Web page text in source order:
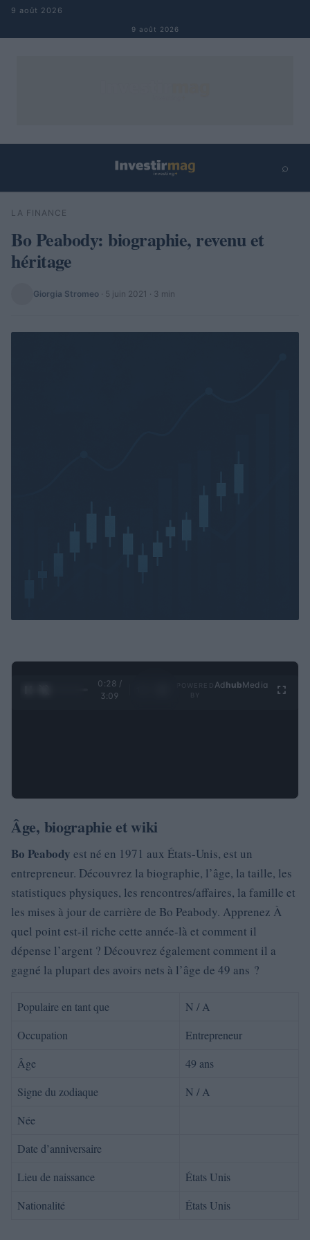
Aller au contenu
9 août 2026
9 août 2026
⌕
Rechercher
LA FINANCE
Bo Peabody: biographie, revenu et
héritage
Giorgia Stromeo · 5 juin 2021 · 3 min
0:29 /
3:09
Ad hubMedia
Âge, biographie et wiki
Bo Peabody est né en 1971 aux États-Unis, est un
entrepreneur. Découvrez la biographie, l’âge, la taille, les
statistiques physiques, les rencontres/affaires, la famille et
les mises à jour de carrière de Bo Peabody. Apprenez À
quel point est-il riche cette année-là et comment il
dépense l’argent ? Découvrez également comment il a
gagné la plupart des avoirs nets à l’âge de 49 ans ?
Populaire en tant que
N / A
Occupation
Entrepreneur
Âge
49 ans
Signe du zodiaque
N / A
Née
Date d’anniversaire
Lieu de naissance
États Unis
Nationalité
États Unis